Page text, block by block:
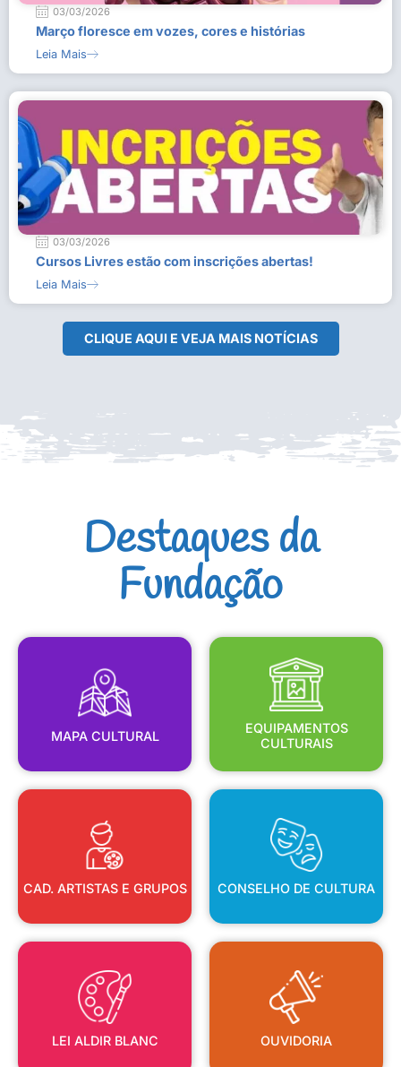
03/03/2026
Março floresce em vozes, cores e histórias
Leia Mais
03/03/2026
Cursos Livres estão com inscrições abertas!
Leia Mais
CLIQUE AQUI E VEJA MAIS NOTÍCIAS
Destaques da
Fundação
MAPA CULTURAL
MAPA CULTURAL
EQUIPAMENTOS
CULTURAIS
EQUIPAMENTOS
CULTURAIS
CAD. ARTISTAS E GRUPOS
CAD. ARTISTAS E GRUPOS
CONSELHO DE CULTURA
CONSELHO DE CULTURA
LEI ALDIR BLANC
LEI ALDIR BLANC
OUVIDORIA
OUVIDORIA